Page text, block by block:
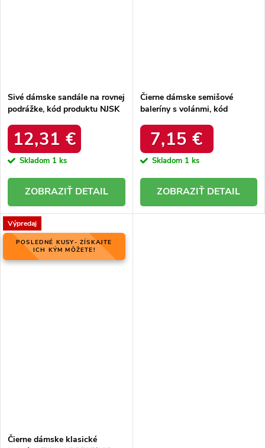
Sivé dámske sandále na rovnej
podrážke, kód produktu NJSK
12,31 €
Skladom 1 ks
DETAIL
Čierne dámske semišové
baleríny s volánmi, kód
7,15 €
Skladom 1 ks
DETAIL
Výpredaj
POSLEDNÉ KUSY- ZÍSKAJTE
ICH KÝM MÔŽETE!
Čierne dámske klasické